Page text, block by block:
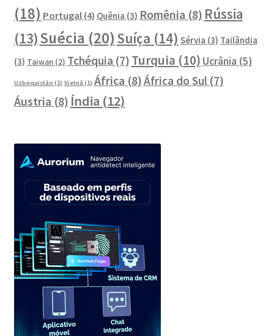
(18) Portugal(4) Quênia (3) Romênia (8) Rússia
(13)Suécia (20) Suíça (14) Sérvia (3) Tailândia
(3) Taiwan(2) Tchéquia (7) Turquia (10) Ucrânia (5)
Uzbequistão (1) Vietnã (1) África (8)África do Sul(7)
Áustria (8) Índia (12)